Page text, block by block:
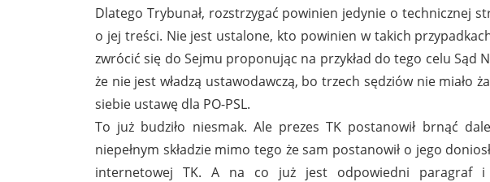
Dlatego Trybunał, rozstrzygać powinien jedynie o technicznej
o jej treści. Nie jest ustalone, kto powinien w takich
zwrócić się do Sejmu proponując na przykład do tego celu Sąd
że nie jest władzą ustawodawczą, bo trzech sędziów nie miało
siebie ustawę dla PO-PSL.
To już budziło niesmak. Ale prezes TK postanowił brnąć
niepełnym składzie mimo tego że sam postanowił o jego
internetowej TK. A na co już jest odpowiedni paragraf